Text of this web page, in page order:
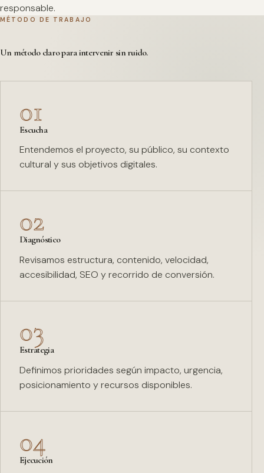
responsable.
MÉTODO DE TRABAJO
Un método claro para intervenir sin ruido.
01
Escucha
Entendemos el proyecto, su público, su contexto
cultural y sus objetivos digitales.
02
Diagnóstico
Revisamos estructura, contenido, velocidad,
accesibilidad, SEO y recorrido de conversión.
03
Estrategia
Definimos prioridades según impacto, urgencia,
posicionamiento y recursos disponibles.
04
Ejecución